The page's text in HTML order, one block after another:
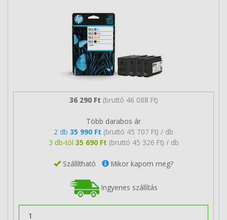
36 290 Ft (bruttó 46 088 Ft)
Több darabos ár
2 db 35 990 Ft (bruttó 45 707 Ft) / db
3 db-tól 35 690 Ft (bruttó 45 326 Ft) / db
Szállítható Mikor kapom meg?
Ingyenes szállítás